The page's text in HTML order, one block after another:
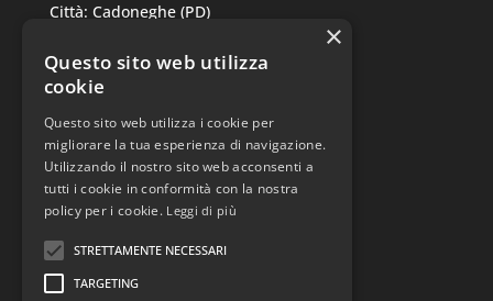
Città: Cadoneghe (PD)
P.IVA: 05291680287
Link Utili
Sitemap
Privacy Police
×
Questo sito web utilizza
cookie
Questo sito web utilizza i cookie per
migliorare la tua esperienza di navigazione.
Utilizzando il nostro sito web acconsenti a
tutti i cookie in conformità con la nostra
policy per i cookie. Leggi di più
STRETTAMENTE NECESSARI
TARGETING